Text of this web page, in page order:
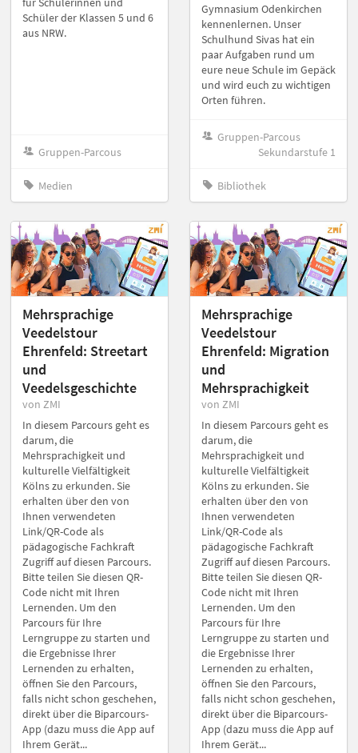
Schüler der Klassen 5 und 6
aus NRW.
Gruppen-Parcous
Medien
Gymnasium Odenkirchen
kennenlernen. Unser
Schulhund Sivas hat ein
paar Aufgaben rund um
eure neue Schule im Gepäck
und wird euch zu wichtigen
Orten führen.
Gruppen-Parcous
Sekundarstufe 1
Bibliothek
Mehrsprachige
Veedelstour
Ehrenfeld: Streetart
und
Veedelsgeschichte
von ZMI
In diesem Parcours geht es
darum, die
Mehrsprachigkeit und
kulturelle Vielfältigkeit
Kölns zu erkunden. Sie
erhalten über den von
Ihnen verwendeten
Link/QR-Code als
pädagogische Fachkraft
Zugriff auf diesen Parcours.
Bitte teilen Sie diesen QR-
Code nicht mit Ihren
Lernenden. Um den
Parcours für Ihre
Lerngruppe zu starten und
die Ergebnisse Ihrer
Lernenden zu erhalten,
öffnen Sie den Parcours,
falls nicht schon geschehen,
direkt über die Biparcours-
App (dazu muss die App auf
Ihrem Gerät...
Mehrsprachige
Veedelstour
Ehrenfeld: Migration
und
Mehrsprachigkeit
von ZMI
In diesem Parcours geht es
darum, die
Mehrsprachigkeit und
kulturelle Vielfältigkeit
Kölns zu erkunden. Sie
erhalten über den von
Ihnen verwendeten
Link/QR-Code als
pädagogische Fachkraft
Zugriff auf diesen Parcours.
Bitte teilen Sie diesen QR-
Code nicht mit Ihren
Lernenden. Um den
Parcours für Ihre
Lerngruppe zu starten und
die Ergebnisse Ihrer
Lernenden zu erhalten,
öffnen Sie den Parcours,
falls nicht schon geschehen,
direkt über die Biparcours-
App (dazu muss die App auf
Ihrem Gerät...